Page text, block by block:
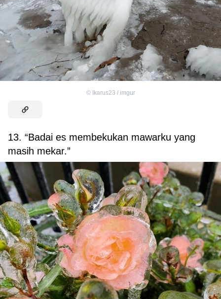
© Ikarus23 / imgur
13. “Badai es membekukan mawarku yang
masih mekar.”